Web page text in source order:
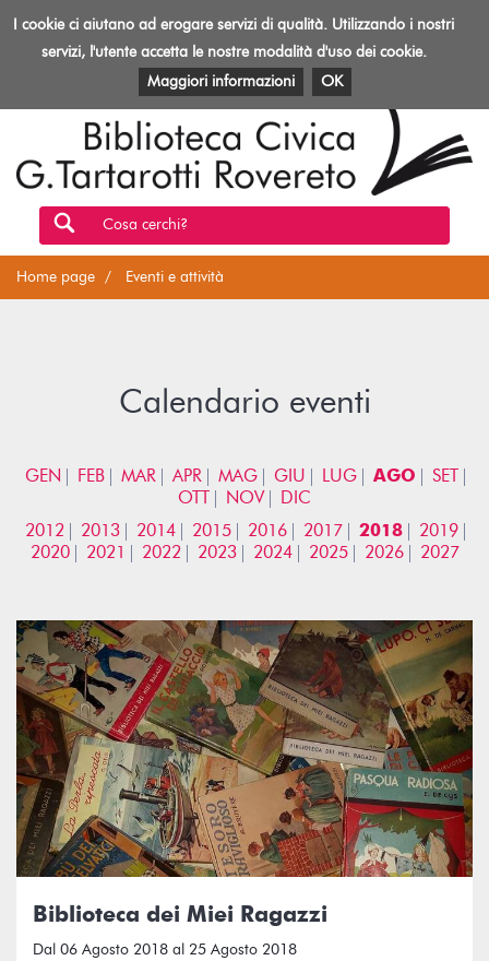
Toggle
Biblioteca
Rovereto
EVENTI E ATTIVITÀ PATRIMONIO E RISORSE
Cosa cerchi?
Home page Eventi e attività
Calendario eventi
GEN FEB MAR APR MAG GIU LUG AGO
SET
OTT
NOV
DIC
2012
2013 2014 2015 2016 2017 2018
2019
2020
2021 2022 2023 2024 2025 2026 2027
Biblioteca dei Miei Ragazzi
Dal 06 Agosto 2018 al 25 Agosto 2018
I cookie ci aiutano ad erogare servizi di qualità. Utilizzando i nostri
servizi, l'utente accetta le nostre modalità d'uso dei cookie.
Maggiori informazioni
OK